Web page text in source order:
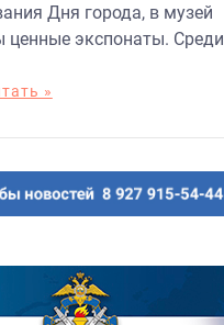
Дня города, в музей
ценные экспонаты. Среди
»